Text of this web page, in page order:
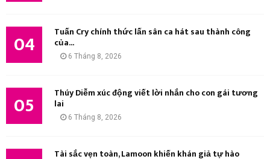
04 Tuấn Cry chính thức lấn sân ca hát sau thành công
của...
6 Tháng 8, 2026
05 Thúy Diễm xúc động viết lời nhắn cho con gái tương
lai
6 Tháng 8, 2026
Tài sắc vẹn toàn, Lamoon khiến khán giả tự hào